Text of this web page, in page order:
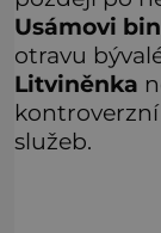
Usámovi
otravu
Litviněnka
služeb.